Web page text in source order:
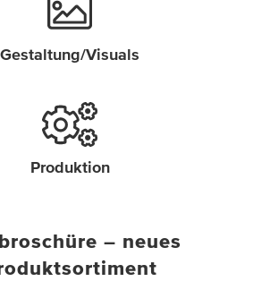
Gestaltung/Visuals
Produktion
– neues